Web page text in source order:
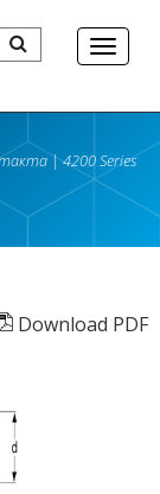
|4200 Series
Download PDF